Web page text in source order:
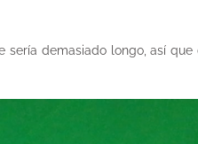
demasiado longo, así